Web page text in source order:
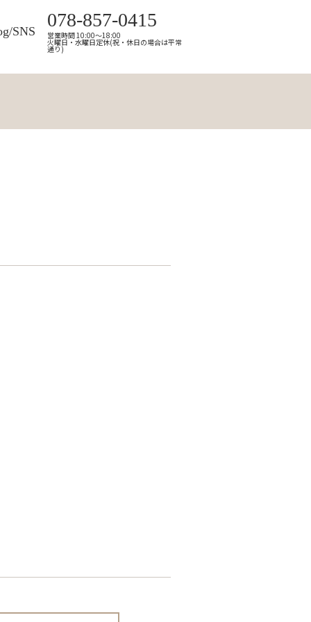
SNS
078-857-0415
営業時間 10:00～18:00
火曜日・水曜日定休(祝・休日の場合は平常
通り)